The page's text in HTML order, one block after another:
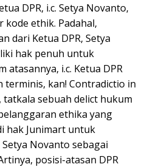
DPR, i.c. Setya Novanto,
ethik. Padahal,
dari Ketua DPR, Setya
hak penuh untuk
atasannya, i.c. Ketua DPR
terminis, kan! Contradictio in
sebuah delict hukum
ethika yang
hak Junimart untuk
Novanto sebagai
posisi-atasan DPR